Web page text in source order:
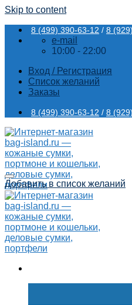
Skip to content
8 (499) 390-63-12 / 8
e-mail
10:00 - 22:00
Вход / Регистрация
Список желаний
Заказы
8 (499) 390-63-12 / 8
Добавить в список желаний